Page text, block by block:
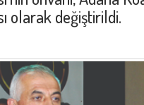
olarak değiştirildi.